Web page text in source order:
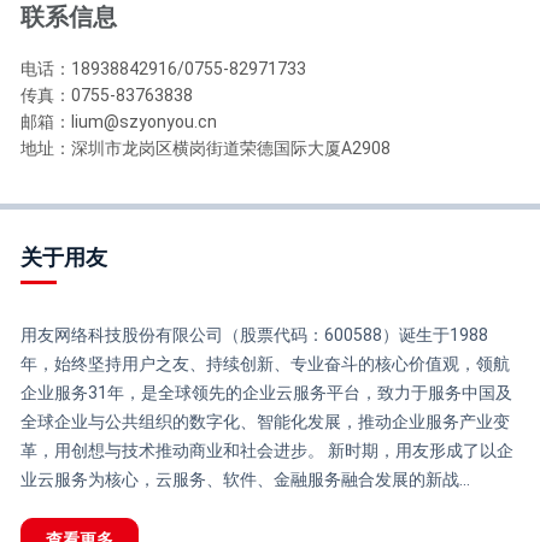
联系信息
电话：18938842916/0755-82971733
传真：0755-83763838
邮箱：lium@szyonyou.cn
地址：深圳市龙岗区横岗街道荣德国际大厦A2908
关于用友
用友网络科技股份有限公司（股票代码：600588）诞生于1988
年，始终坚持用户之友、持续创新、专业奋斗的核心价值观，领航
企业服务31年，是全球领先的企业云服务平台，致力于服务中国及
全球企业与公共组织的数字化、智能化发展，推动企业服务产业变
革，用创想与技术推动商业和社会进步。 新时期，用友形成了以企
业云服务为核心，云服务、软件、金融服务融合发展的新战...